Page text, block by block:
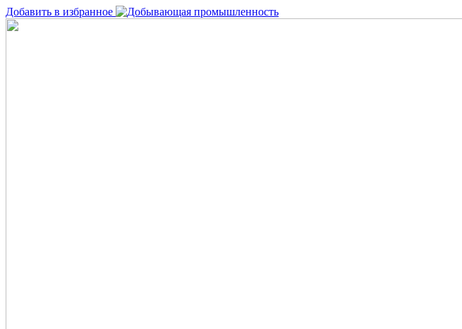
Добавить в избранное